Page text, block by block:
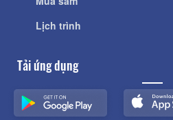
Lịch trình
Tải ứng dụng